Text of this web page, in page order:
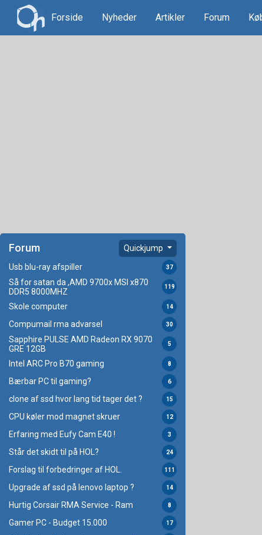
Forside Nyheder Artikler Forum
Forum Quickjump
Usb blu-ray afspiller 37
Så for satan da ,AMD 9700x MSI x870
DDR5 8000MHZ
119
Skole computer 14
Compumail rma advarsel 30
Sapphire PULSE AMD Radeon RX 9070
GRE 12GB
5
Intel ARC Pro B70 gaming 8
Bærbar PC til gaming? 6
clone af ssd hvor lang tid tager det ? 15
CPU køler mod magnet skruer 12
Erfaring med Eufy Cam E40 ! 3
Står det skidt til på HOL? 24
Forslag til forbedringer af HOL. 111
Upgrade af ssd på lenovo laptop ? 14
Hurtig Corsair RMA Service - Ram 8
Gamer PC - Budget 15.000 17